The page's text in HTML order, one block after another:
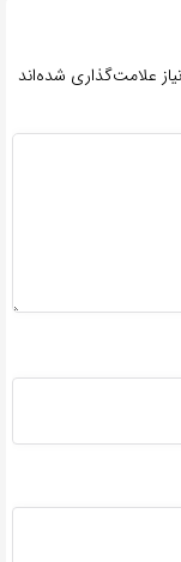
علامت‌گذاری شده‌اند